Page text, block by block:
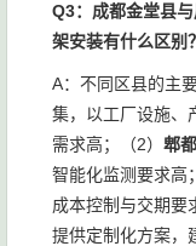
Q3：成都金堂县
架安装有什么区别？
A：不同区县的主
集，以工厂设施、
需求高；（2） 郫
智能化监测要求高
成本控制与交期要
提供定制化方案，